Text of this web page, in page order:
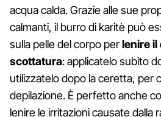
acqua calda. Grazie alle sue
calmanti, il burro di karitè può
sulla pelle del corpo perlenire il
scottatura: applicatelo subito
utilizzatelo dopo la ceretta, per
depilazione. È perfetto anche
lenire le irritazioni causate dalla